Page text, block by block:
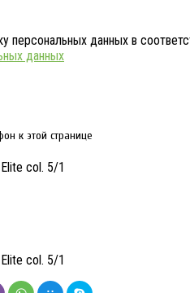
персональных данных в
данных
к этой странице
col. 5/1
col. 5/1